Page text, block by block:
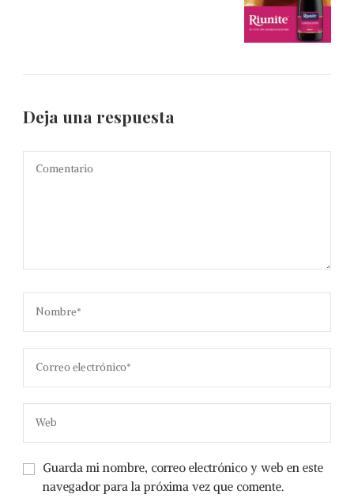
Deja una respuesta
Guarda mi nombre, correo electrónico y web en este
navegador para la próxima vez que comente.